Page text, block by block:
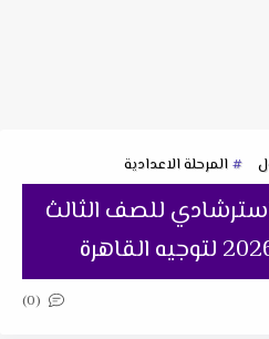
المرحلة الاعدادية
للصف الثالث
(0)